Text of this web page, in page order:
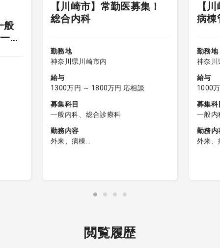
般
般
【川崎市】常勤医募集！
総合内科
勤務地
神奈川県川崎市内
給与
1300万円 ～ 1800万円 応相談
募集科目
一般内科、総合診療科
勤務内容
外来、病棟
【
病棟
勤務地
神奈川
給与
1000
募集科
一般内
勤務内
外来、
閲覧履歴